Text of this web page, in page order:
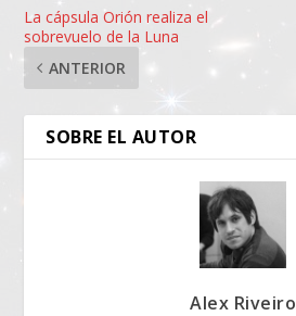
La cápsula Orión realiza el
sobrevuelo de la Luna
ANTERIOR
SOBRE EL AUTOR
Alex Riveiro